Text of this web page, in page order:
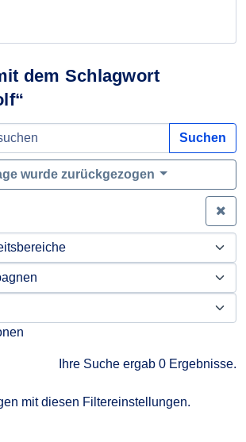
dem Schlagwort
Suchen
wurde zurückgezogen
Ihre Suche ergab 0 Ergebnisse.
mit diesen Filtereinstellungen.